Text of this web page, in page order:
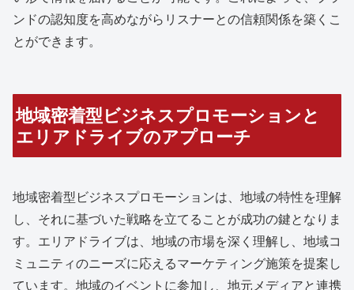
ンドの認知度を高めながらリスナーとの信頼関係を築くこ
とができます。
地域密着型ビジネスプロモーションと
エリアドライブのアプローチ
地域密着型ビジネスプロモーションは、地域の特性を理解
し、それに基づいた戦略を立てることが成功の鍵となりま
す。エリアドライブは、地域の市場を深く理解し、地域コ
ミュニティのニーズに応えるマーケティング施策を提案し
ています。地域のイベントに参加し、地元メディアと連携